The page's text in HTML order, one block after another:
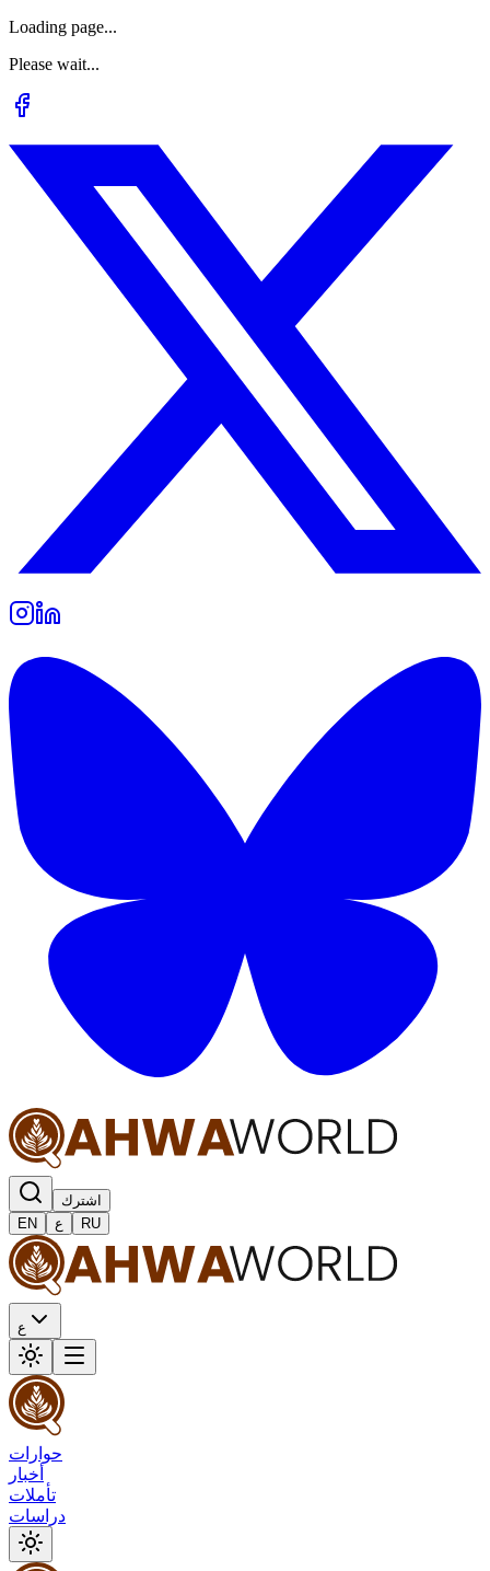
Loading page...
Please wait...
اشترك
EN
ع RU
ع
حوارات
أخبار
تأملات
دراسات